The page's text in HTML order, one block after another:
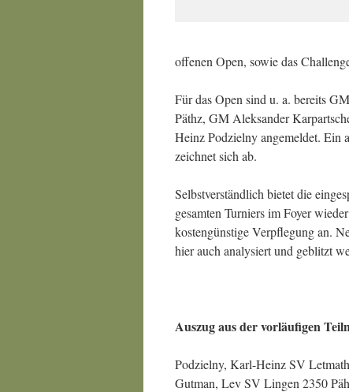
offenen Open, sowie das
Für das Open sind u. a. bereits
Päthz, GM Aleksander
Heinz Podzielny angemeldet. Ein
zeichnet sich ab.
Selbstverständlich bietet die
gesamten Turniers im Foyer
kostengünstige Verpflegung an.
hier auch analysiert und geblitzt
Auszug aus der vorläufigen
Podzielny, Karl-Heinz SV
Gutman, Lev SV Lingen 2350